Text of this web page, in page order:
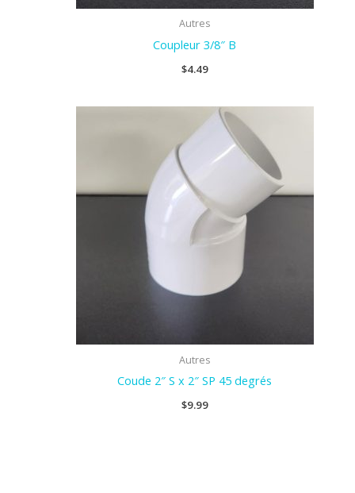
Autres
Coupleur 3/8″ B
$4.49
Autres
Coude 2″ S x 2″ SP 45 degrés
$9.99